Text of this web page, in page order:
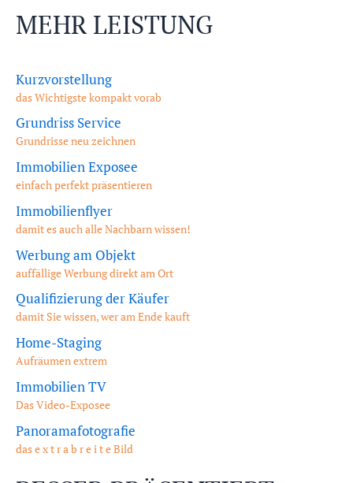
MEHR LEISTUNG
Kurzvorstellung
das Wichtigste kompakt vorab
Grundriss Service
Grundrisse neu zeichnen
Immobilien Exposee
einfach perfekt präsentieren
Immobilienflyer
damit es auch alle Nachbarn wissen!
Werbung am Objekt
auffällige Werbung direkt am Ort
Qualifizierung der Käufer
damit Sie wissen, wer am Ende kauft
Home-Staging
Aufräumen extrem
Immobilien TV
Das Video-Exposee
Panoramafotografie
das e x t r a b r e i t e Bild